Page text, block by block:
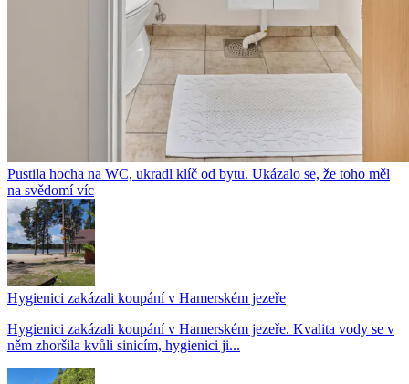
Pustila hocha na WC, ukradl klíč od bytu. Ukázalo se, že toho měl
na svědomí víc
Hygienici zakázali koupání v Hamerském jezeře
Hygienici zakázali koupání v Hamerském jezeře. Kvalita vody se v
něm zhoršila kvůli sinicím, hygienici ji...